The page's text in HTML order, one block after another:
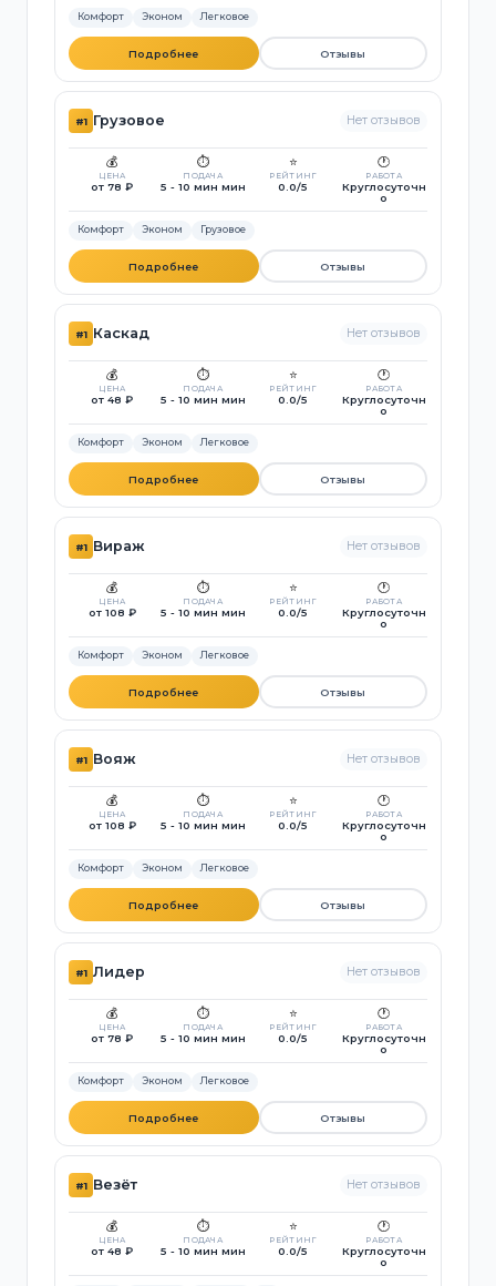
Комфорт Эконом Легковое
Подробнее Отзывы
#1 Грузовое Нет отзывов
💰
ЦЕНА
от 78 ₽
⏱️
ПОДАЧА
5 - 10 мин мин
⭐
РЕЙТИНГ
0.0/5
🕐
РАБОТА
Круглосуточн
о
Комфорт Эконом Грузовое
Подробнее Отзывы
#1 Каскад Нет отзывов
💰
ЦЕНА
от 48 ₽
⏱️
ПОДАЧА
5 - 10 мин мин
⭐
РЕЙТИНГ
0.0/5
🕐
РАБОТА
Круглосуточн
о
Комфорт Эконом Легковое
Подробнее Отзывы
#1 Вираж Нет отзывов
💰
ЦЕНА
от 108 ₽
⏱️
ПОДАЧА
5 - 10 мин мин
⭐
РЕЙТИНГ
0.0/5
🕐
РАБОТА
Круглосуточн
о
Комфорт Эконом Легковое
Подробнее Отзывы
#1 Вояж Нет отзывов
💰
ЦЕНА
от 108 ₽
⏱️
ПОДАЧА
5 - 10 мин мин
⭐
РЕЙТИНГ
0.0/5
🕐
РАБОТА
Круглосуточн
о
Комфорт Эконом Легковое
Подробнее Отзывы
#1 Лидер Нет отзывов
💰
ЦЕНА
от 78 ₽
⏱️
ПОДАЧА
5 - 10 мин мин
⭐
РЕЙТИНГ
0.0/5
🕐
РАБОТА
Круглосуточн
о
Комфорт Эконом Легковое
Подробнее Отзывы
#1 Везёт Нет отзывов
💰
ЦЕНА
от 48 ₽
⏱️
ПОДАЧА
5 - 10 мин мин
⭐
РЕЙТИНГ
0.0/5
🕐
РАБОТА
Круглосуточн
о